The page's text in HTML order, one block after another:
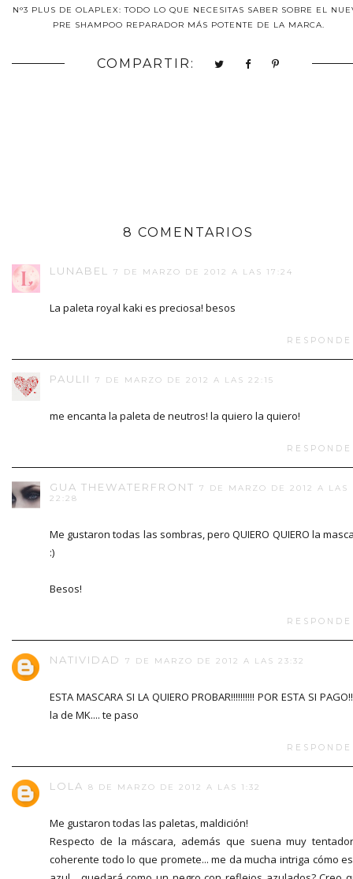
N°3 PLUS DE OLAPLEX: TODO LO QUE NECESITAS SABER SOBRE EL
PRE SHAMPOO REPARADOR MÁS POTENTE DE LA MARCA.
COMPARTIR:
8 COMENTARIOS
LUNABEL 7 DE MARZO DE 2012 A LAS 17:24
La paleta royal kaki es preciosa! besos
PAULII 7 DE MARZO DE 2012 A LAS 22:15
me encanta la paleta de neutros! la quiero la quiero!
GUA THEWATERFRONT
7 DE MARZO DE 2012 A LAS
22:28
Me gustaron todas las sombras, pero QUIERO QUIERO la
:)
Besos!
NATIVIDAD 7 DE MARZO DE 2012 A LAS 23:32
ESTA MASCARA SI LA QUIERO PROBAR!!!!!!!!!! POR ESTA SI
la de MK.... te paso
LOLA 8 DE MARZO DE 2012 A LAS 1:32
Me gustaron todas las paletas, maldición!
Respecto de la máscara, además que suena muy
coherente todo lo que promete... me da mucha intriga cómo